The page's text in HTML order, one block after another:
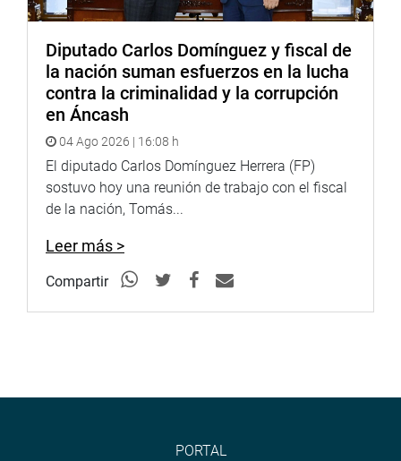
Diputado Carlos Domínguez y fiscal de
la nación suman esfuerzos en la lucha
contra la criminalidad y la corrupción
en Áncash
04 Ago 2026 | 16:08 h
El diputado Carlos Domínguez Herrera (FP)
sostuvo hoy una reunión de trabajo con el fiscal
de la nación, Tomás...
Leer más >
Compartir
PORTAL